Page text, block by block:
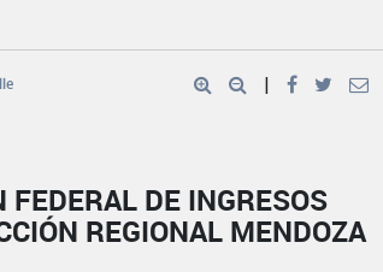
|
DE INGRESOS
REGIONAL MENDOZA